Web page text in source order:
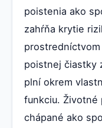
poistenia ako
zahŕňa krytie
poistnej čiastky
plní okrem
funkciu. Životné
chápané ako